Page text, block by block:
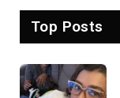
Top Posts